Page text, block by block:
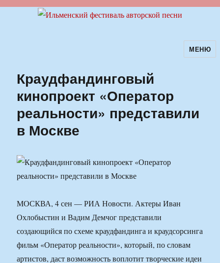
Ильменский фестиваль авторскойМЕНЮ
Краудфандинговый
кинопроект «Оператор
реальности» представили
в Москве
МОСКВА, 4 сен — РИА Новости. Актеры Иван
Охлобыстин и Вадим Демчог представили
создающийся по схеме краудфандинга и краудсорсинга
фильм «Оператор реальности», который, по словам
артистов, даст возможность воплотит творческие идеи